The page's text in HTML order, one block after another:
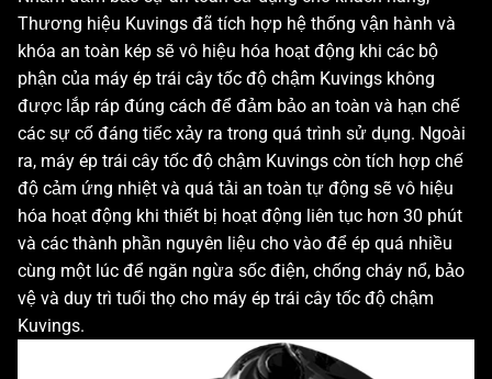
Thương hiệu Kuvings đã tích hợp hệ thống vận hành và
khóa an toàn kép sẽ vô hiệu hóa hoạt động khi các bộ
phận của máy ép trái cây tốc độ chậm Kuvings không
được lắp ráp đúng cách để đảm bảo an toàn và hạn chế
các sự cố đáng tiếc xảy ra trong quá trình sử dụng. Ngoài
ra, máy ép trái cây tốc độ chậm Kuvings còn tích hợp chế
độ cảm ứng nhiệt và quá tải an toàn tự động sẽ vô hiệu
hóa hoạt động khi thiết bị hoạt động liên tục hơn 30 phút
và các thành phần nguyên liệu cho vào để ép quá nhiều
cùng một lúc để ngăn ngừa sốc điện, chống cháy nổ, bảo
vệ và duy trì tuổi thọ cho máy ép trái cây tốc độ chậm
Kuvings.